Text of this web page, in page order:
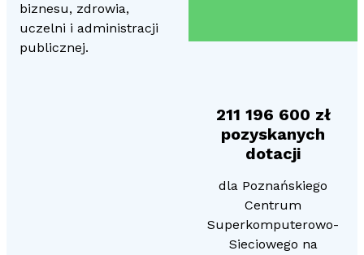
biznesu, zdrowia,
uczelni i administracji
publicznej.
211 196 600 zł
pozyskanych
dotacji
dla Poznańskiego
Centrum
Superkomputerowo-
Sieciowego na